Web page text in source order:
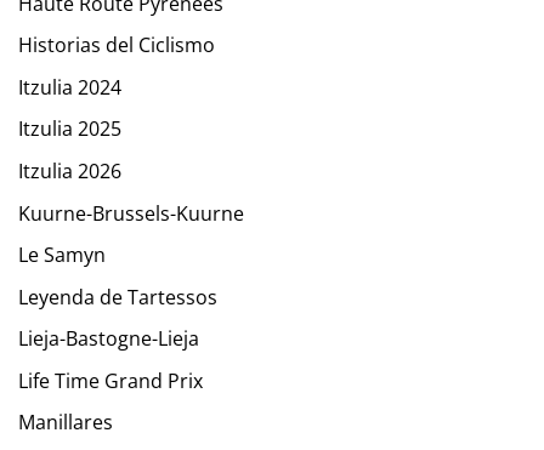
Historias del Ciclismo
Itzulia 2024
Itzulia 2025
Itzulia 2026
Kuurne-Brussels-Kuurne
Le Samyn
Leyenda de Tartessos
Lieja-Bastogne-Lieja
Life Time Grand Prix
Manillares